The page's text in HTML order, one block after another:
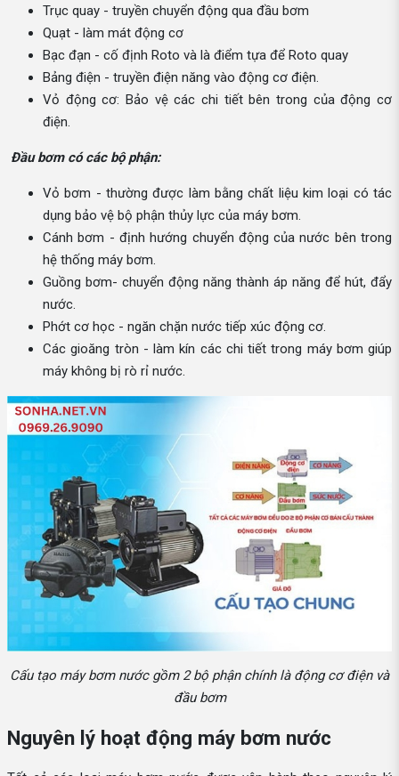
Trục quay - truyền chuyển động qua đầu bơm
Quạt - làm mát động cơ
Bạc đạn - cố định Roto và là điểm tựa để Roto quay
Bảng điện - truyền điện năng vào động cơ điện.
Vỏ động cơ: Bảo vệ các chi tiết bên trong của động cơ
điện.
Đầu bơm có các bộ phận:
Vỏ bơm - thường được làm bằng chất liệu kim loại có tác
dụng bảo vệ bộ phận thủy lực của máy bơm.
Cánh bơm - định hướng chuyển động của nước bên trong
hệ thống máy bơm.
Guồng bơm- chuyển động năng thành áp năng để hút, đẩy
nước.
Phớt cơ học - ngăn chặn nước tiếp xúc động cơ.
Các gioăng tròn - làm kín các chi tiết trong máy bơm giúp
máy không bị rò rỉ nước.
Cấu tạo máy bơm nước gồm 2 bộ phận chính là động cơ điện và
đầu bơm
Nguyên lý hoạt động máy bơm nước